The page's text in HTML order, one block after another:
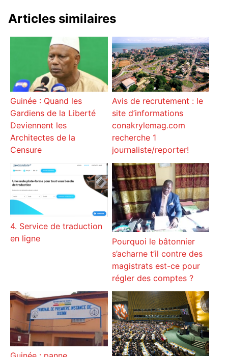
Articles similaires
Guinée : Quand les
Gardiens de la Liberté
Deviennent les
Architectes de la
Censure
Avis de recrutement : le
site d’informations
conakrylemag.com
recherche 1
journaliste/reporter!
4. Service de traduction
en ligne
Pourquoi le bâtonnier
s’acharne t’il contre des
magistrats est-ce pour
régler des comptes ?